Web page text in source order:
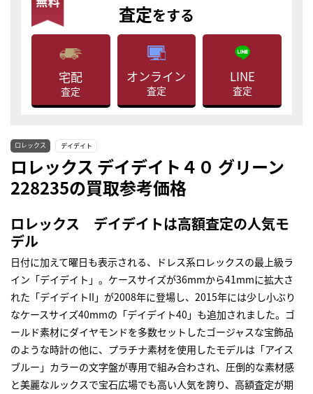
査定をする
宅配
査定
オンライン
査定
LINE
査定
ロレックス デイデイト
ロレックス デイデイト４０ グリーン
228235の買取参考価格
ロレックス デイデイトは高額査定の人気モ
デル
日付に加えて曜日も表示される、ドレス系ロレックスの最上級ラ
イン「デイデイト」。ケースサイズが36mmから41mmに拡大さ
れた「デイデイトII」が2008年に登場し、2015年には少し小ぶり
なケースサイズ40mmの「デイデイト40」も追加されました。ゴ
ールド素材にダイヤモンドを多数セットしたゴージャスな宝飾品
のような時計の他に、プラチナ素材を使用したモデルは「アイス
ブルー」カラーの文字盤が専用で組み合わされ、圧倒的な素材感
と美麗なルックスで宝石広場でも高い人気を誇り、高額査定が期